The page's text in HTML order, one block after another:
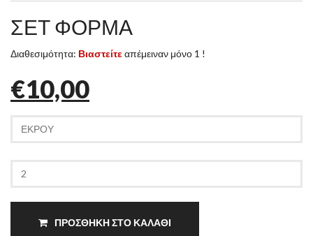
ΣΕΤ ΦΟΡΜΑ
Διαθεσιμότητα: Βιαστείτεαπέμειναν μόνο 1 !
€10,00
ΠΡΟΣΘΗΚΗ ΣΤΟ ΚΑΛΑΘΙ